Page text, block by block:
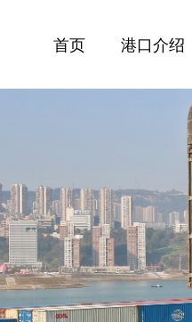
首页 港口介绍